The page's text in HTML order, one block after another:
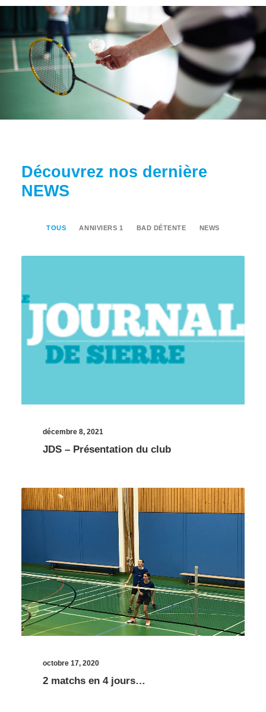
Découvrez nos dernière
NEWS
TOUS ANNIVIERS 1 BAD DÉTENTE NEWS
décembre 8, 2021
JDS – Présentation du club
octobre 17, 2020
2 matchs en 4 jours…